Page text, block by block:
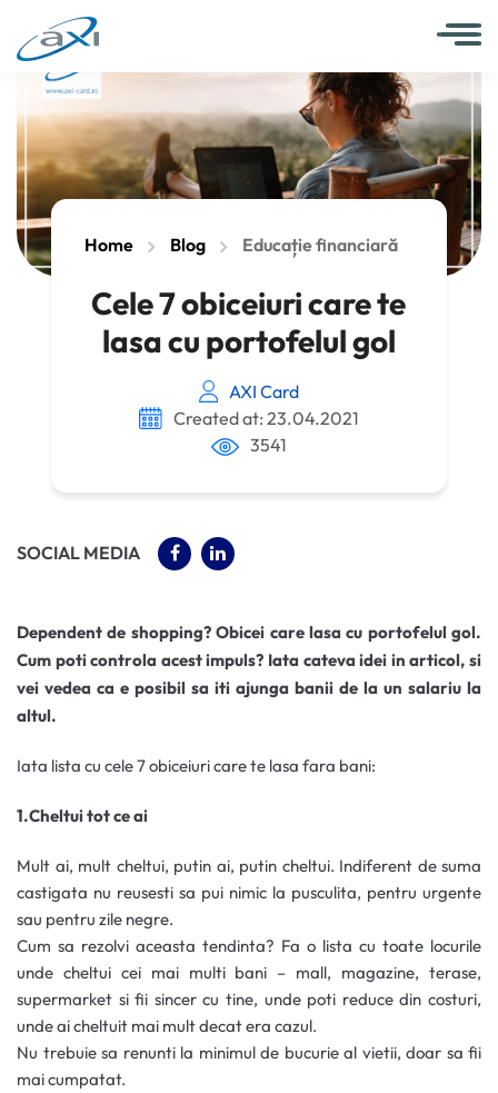
Home Blog Educație financiară
Cele 7 obiceiuri care te
lasa cu portofelul gol
AXI Card
Created at: 23.04.2021
3541
SOCIAL MEDIA (OPENS IN A NEW TAB)
(OPENS IN A NEW TAB)
Dependent de shopping? Obicei care lasa cu portofelul gol.
Cum poti controla acest impuls? Iata cateva idei in articol, si
vei vedea ca e posibil sa iti ajunga banii de la un salariu la
altul.
Iata lista cu cele 7 obiceiuri care te lasa fara bani:
1.Cheltui tot ce ai
Mult ai, mult cheltui, putin ai, putin cheltui. Indiferent de suma
castigata nu reusesti sa pui nimic la pusculita, pentru urgente
sau pentru zile negre.
Cum sa rezolvi aceasta tendinta? Fa o lista cu toate locurile
unde cheltui cei mai multi bani – mall, magazine, terase,
supermarket si fii sincer cu tine, unde poti reduce din costuri,
unde ai cheltuit mai mult decat era cazul.
Nu trebuie sa renunti la minimul de bucurie al vietii, doar sa fii
mai cumpatat.